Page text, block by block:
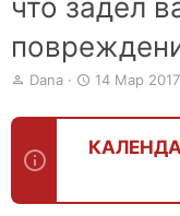
что задел
А
т
р
т
Dana
Д
т
а
н
14 Мар 2017